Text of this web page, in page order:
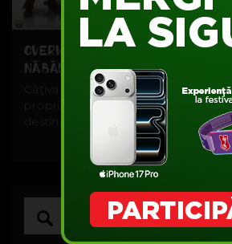
OVERWATCH: EXPERIENŢE VR ŞI
NĂBĂDĂI
Câţiva elevi de liceu din Coreea de
propriul dispozitiv VR pentru...
destinat exclusiv...